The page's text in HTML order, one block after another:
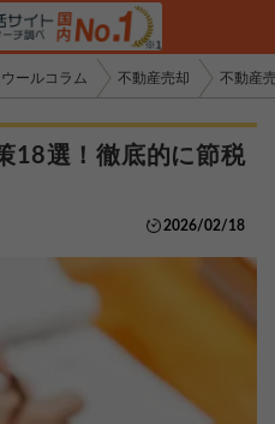
ールコラム 不動産売却 不動産
18選！徹底的に節税
2026/02/18